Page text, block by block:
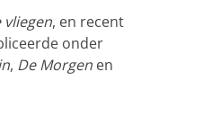
vliegen, en recent
onder
, De Morgen en